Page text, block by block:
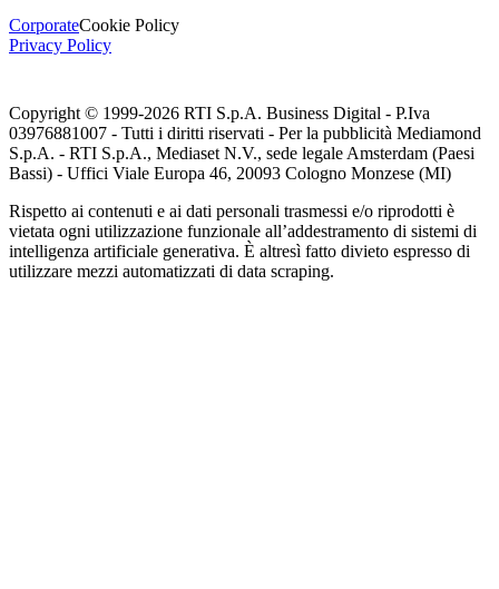
CorporateCookie Policy
Privacy Policy
Copyright © 1999-2026 RTI S.p.A. Business Digital - P.Iva
03976881007 - Tutti i diritti riservati - Per la pubblicità Mediamond
S.p.A. - RTI S.p.A., Mediaset N.V., sede legale Amsterdam (Paesi
Bassi) - Uffici Viale Europa 46, 20093 Cologno Monzese (MI)
Rispetto ai contenuti e ai dati personali trasmessi e/o riprodotti è
vietata ogni utilizzazione funzionale all’addestramento di sistemi di
intelligenza artificiale generativa. È altresì fatto divieto espresso di
utilizzare mezzi automatizzati di data scraping.